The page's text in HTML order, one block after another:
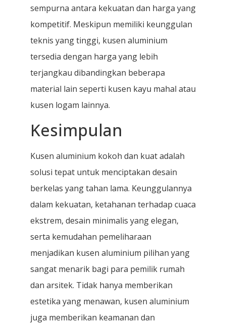
sempurna antara kekuatan dan harga yang
kompetitif. Meskipun memiliki keunggulan
teknis yang tinggi, kusen aluminium
tersedia dengan harga yang lebih
terjangkau dibandingkan beberapa
material lain seperti kusen kayu mahal atau
kusen logam lainnya.
Kesimpulan
Kusen aluminium kokoh dan kuat adalah
solusi tepat untuk menciptakan desain
berkelas yang tahan lama. Keunggulannya
dalam kekuatan, ketahanan terhadap cuaca
ekstrem, desain minimalis yang elegan,
serta kemudahan pemeliharaan
menjadikan kusen aluminium pilihan yang
sangat menarik bagi para pemilik rumah
dan arsitek. Tidak hanya memberikan
estetika yang menawan, kusen aluminium
juga memberikan keamanan dan